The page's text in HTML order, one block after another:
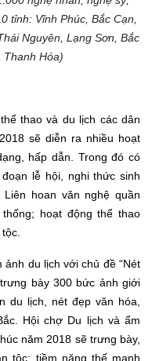
tỉnh: Vĩnh Phúc, Bắc Cạn,
Nguyên, Lạng Sơn, Bắc
Thanh Hóa)
thao và du lịch các dân
sẽ diễn ra nhiều hoạt
hấp dẫn. Trong đó có
lễ hội, nghi thức sinh
hoan văn nghệ quần
hoạt động thể thao
du lịch với chủ đề “Nét
bày 300 bức ảnh giới
du lịch, nét đẹp văn hóa,
Hội chợ Du lịch và ẩm
năm 2018 sẽ trưng bày,
tộc; tiềm năng thế mạnh